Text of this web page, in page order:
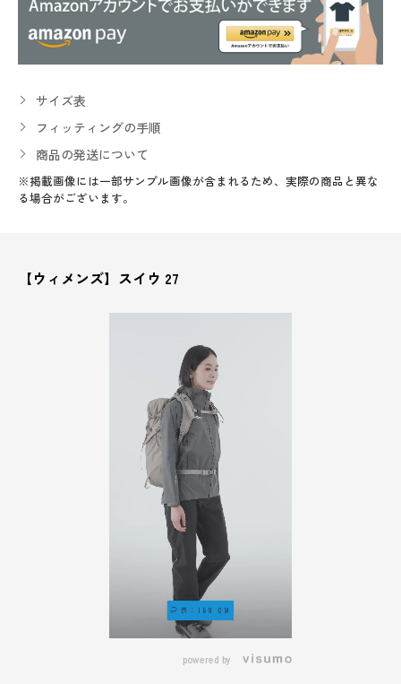
サイズ表
フィッティングの手順
商品の発送について
※掲載画像には一部サンプル画像が含まれるため、実際の商品と異な
る場合がございます。
【ウィメンズ】スイウ 27
powered by